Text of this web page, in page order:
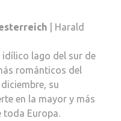
| Harald
idílico lago del sur de
románticos del
su
en la mayor y más
toda Europa.